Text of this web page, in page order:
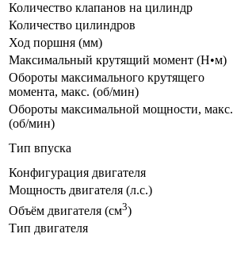
Количество клапанов на цилиндр
Количество цилиндров
Ход поршня (мм)
Максимальный крутящий момент (Н•м)
Обороты максимального крутящего
момента, макс. (об/мин)
Обороты максимальной мощности, макс.
(об/мин)
Тип впуска
Конфигурация двигателя
Мощность двигателя (л.с.)
Объём двигателя (см3)
Тип двигателя